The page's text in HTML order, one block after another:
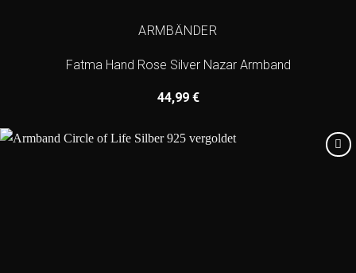
ARMBÄNDER
Fatma Hand Rose Silver Nazar Armband
44,99 €